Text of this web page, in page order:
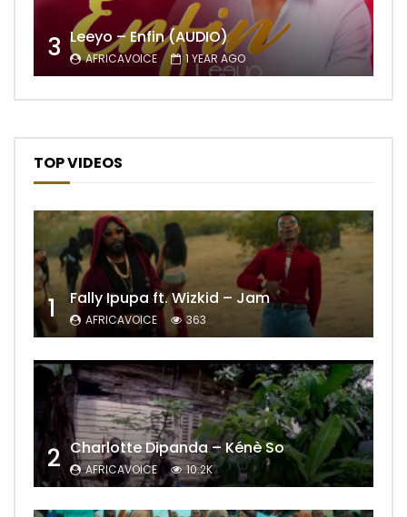
3 Leeyo – Enfin (AUDIO)
AFRICAVOICE 1 YEAR AGO
TOP VIDEOS
1 Fally Ipupa ft. Wizkid – Jam
AFRICAVOICE 363
2 Charlotte Dipanda – Kénè So
AFRICAVOICE 10.2K